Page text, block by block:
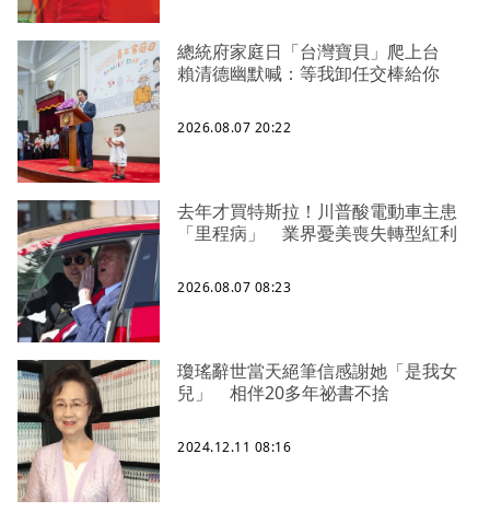
總統府家庭日「台灣寶貝」爬上台
賴清德幽默喊：等我卸任交棒給你
2026.08.07 20:22
去年才買特斯拉！川普酸電動車主患
「里程病」 業界憂美喪失轉型紅利
2026.08.07 08:23
瓊瑤辭世當天絕筆信感謝她「是我女
兒」 相伴20多年祕書不捨
2024.12.11 08:16